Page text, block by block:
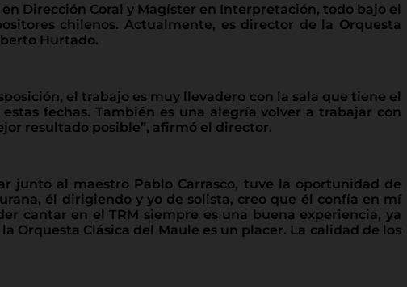
Dirección Coral y Magíster en Interpretación, todo bajo el
chilenos. Actualmente, es director de la Orquesta
Hurtado.
el trabajo es muy llevadero con la sala que tiene el
fechas. También es una alegría volver a trabajar con
resultado posible”, afirmó el director.
junto al maestro Pablo Carrasco, tuve la oportunidad de
él dirigiendo y yo de solista, creo que él confía en mí
cantar en el TRM siempre es una buena experiencia, ya
Orquesta Clásica del Maule es un placer. La calidad de los